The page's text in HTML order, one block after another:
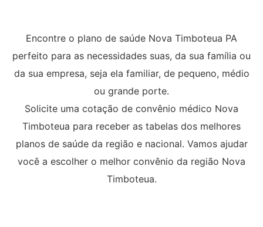
Encontre o plano de saúde Nova Timboteua PA
perfeito para as necessidades suas, da sua família ou
da sua empresa, seja ela familiar, de pequeno, médio
ou grande porte.
Solicite uma cotação de convênio médico Nova
Timboteua para receber as tabelas dos melhores
planos de saúde da região e nacional. Vamos ajudar
você a escolher o melhor convênio da região Nova
Timboteua.